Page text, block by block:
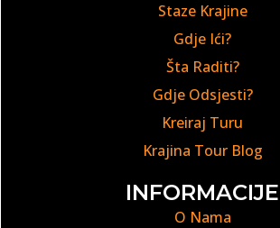
Staze Krajine
Gdje Ići?
Šta Raditi?
Gdje Odsjesti?
Kreiraj Turu
Krajina Tour Blog
INFORMACIJE
O Nama